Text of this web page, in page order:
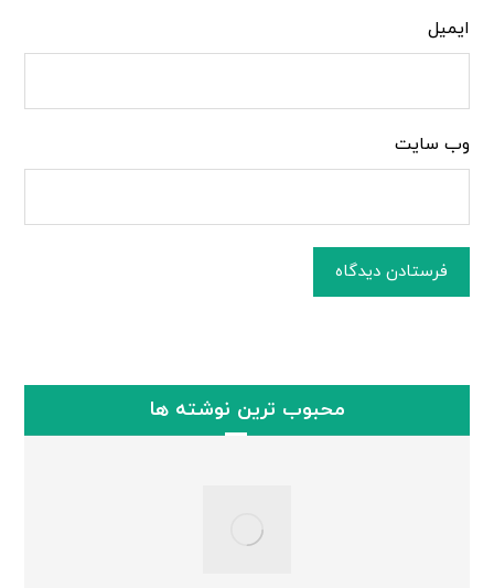
ایمیل
وب‌ سایت
فرستادن دیدگاه
محبوب ترین نوشته ها